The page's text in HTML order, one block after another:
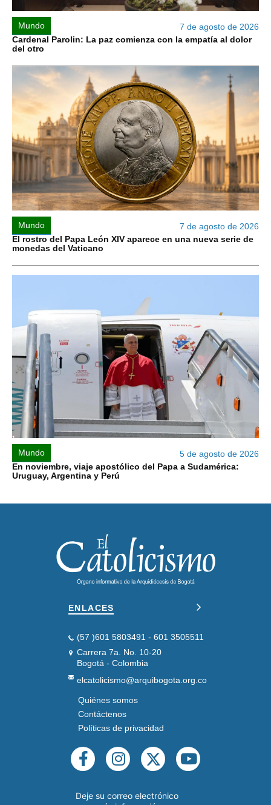
Mundo
7 de agosto de 2026
Cardenal Parolin: La paz comienza con la empatía al dolor
del otro
Mundo
7 de agosto de 2026
El rostro del Papa León XIV aparece en una nueva serie de
monedas del Vaticano
Mundo
5 de agosto de 2026
En noviembre, viaje apostólico del Papa a Sudamérica:
Uruguay, Argentina y Perú
ENLACES
(57 )601 5803491 - 601 3505511
Carrera 7a. No. 10-20
Bogotá - Colombia
elcatolicismo@arquibogota.org.co
PIE
DE
PÁGINA
SEGUNDO
Quiénes somos
Contáctenos
Políticas de privacidad
REDES
SOCIALES
Deje su correo electrónico